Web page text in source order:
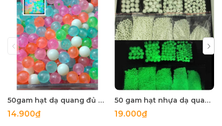
50gam hạt dạ quang đủ màu 6mm, 8mm, 10mm, 12mm, hạt nhựa tròn
14.900₫
50 gam hạt nhựa dạ quang tròn đủ size 4mm, 5mm, 6mm, 8mm, 10mm, 12mm, 14mm, 16mm ,18mm , 10mm, 22mm, 25mm
19.000₫